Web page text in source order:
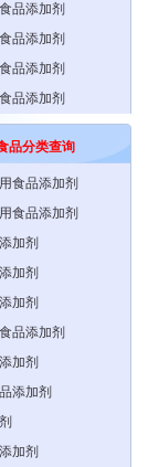
品添加剂
品添加剂
品添加剂
品添加剂
品分类查询
食品添加剂
食品添加剂
加剂
加剂
加剂
品添加剂
加剂
添加剂
加剂